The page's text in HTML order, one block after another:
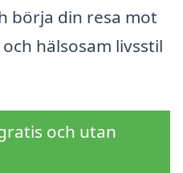
börja din resa mot
hälsosam livsstil
och utan